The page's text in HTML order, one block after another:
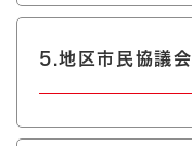
5.地区市民協議会